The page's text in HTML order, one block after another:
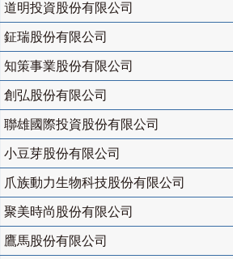
道明投資股份有限公司
鉦瑞股份有限公司
知策事業股份有限公司
創弘股份有限公司
聯雄國際投資股份有限公司
小豆芽股份有限公司
爪族動力生物科技股份有限公司
聚美時尚股份有限公司
鷹馬股份有限公司